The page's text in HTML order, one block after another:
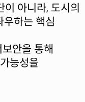
아니라, 도시의
우하는 핵심
안을 통해
능성을